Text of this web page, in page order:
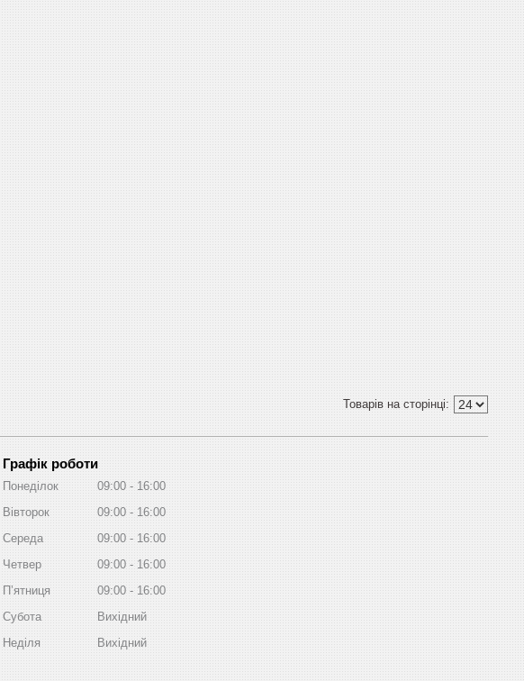
Графік роботи
Понеділок 09:00
16:00
Вівторок
09:00
16:00
Середа
09:00
16:00
Четвер
09:00
16:00
Пʼятниця
09:00
16:00
Субота
Вихідний
Неділя
Вихідний